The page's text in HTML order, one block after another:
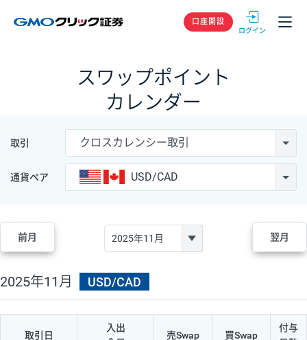
GMOクリック
口座開設
スワップポイント
カレンダー
取引 クロスカレンシー取引
通貨ペア USD/CAD
前月 翌月
2025年11月 USD/CAD
取引日
入出
売Swap 買Swap
付与